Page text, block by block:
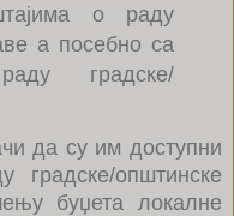
о раду
а посебно са
градске/
да су им доступни
општинске
буџета локалне